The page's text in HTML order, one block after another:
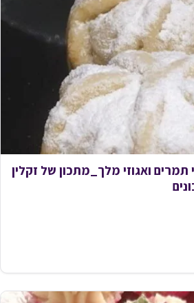
תמרים ואגוזי מלך_מתכון של זקלין